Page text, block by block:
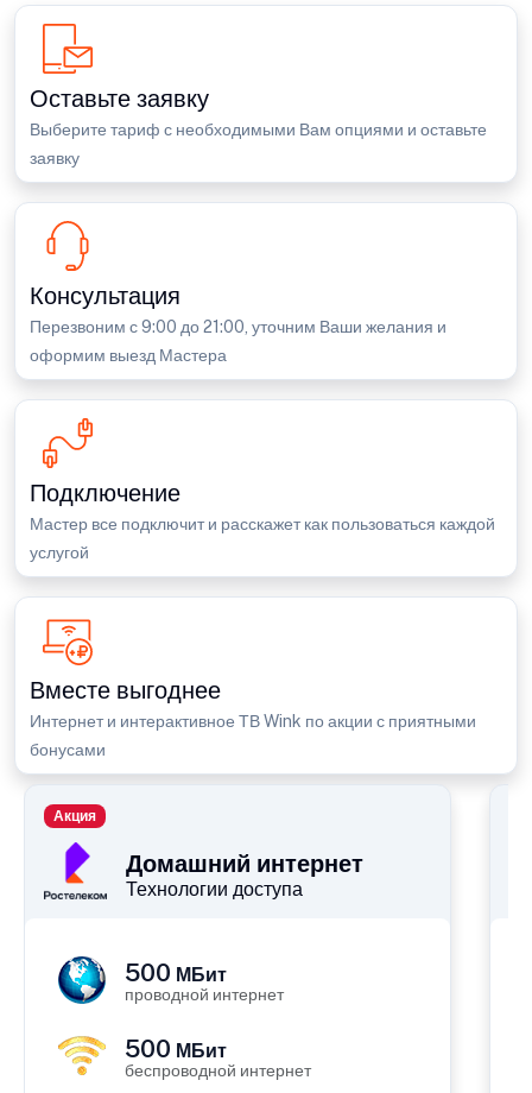
Оставьте заявку
Выберите тариф с необходимыми Вам опциями и оставьте
заявку
Консультация
Перезвоним с 9:00 до 21:00, уточним Ваши желания и
оформим выезд Мастера
Подключение
Мастер все подключит и расскажет как пользоваться каждой
услугой
Вместе выгоднее
Интернет и интерактивное ТВ Wink по акции с приятными
бонусами
Домашний интернет
Технологии доступа
Акция
500 МБит
проводной интернет
500 МБит
беспроводной интернет